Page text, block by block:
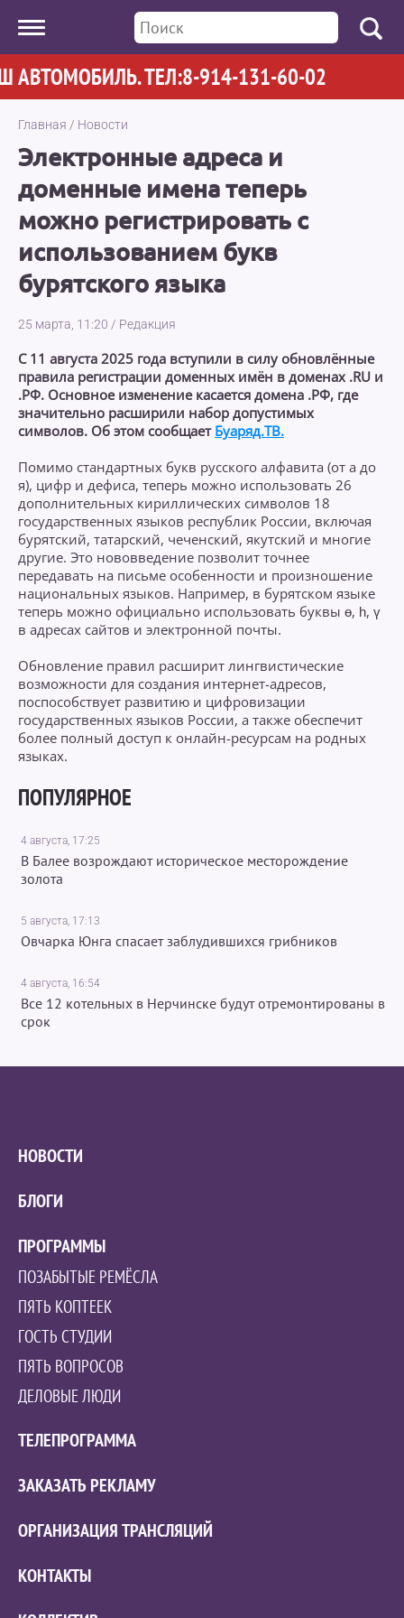
ТЕЛ:8-914-131-60-02
Главная / Новости
Электронные адреса и
доменные имена теперь
можно регистрировать с
использованием букв
бурятского языка
25 марта, 11:20 / Редакция
С 11 августа 2025 года вступили в силу обновлённые
правила регистрации доменных имён в доменах .RU и
.РФ. Основное изменение касается домена .РФ, где
значительно расширили набор допустимых
символов. Об этом сообщает Буаряд.ТВ.
Помимо стандартных букв русского алфавита (от а до
я), цифр и дефиса, теперь можно использовать 26
дополнительных кириллических символов 18
государственных языков республик России, включая
бурятский, татарский, чеченский, якутский и многие
другие. Это нововведение позволит точнее
передавать на письме особенности и произношение
национальных языков. Например, в бурятском языке
теперь можно официально использовать буквы ө, һ, ү
в адресах сайтов и электронной почты.
Обновление правил расширит лингвистические
возможности для создания интернет-адресов,
поспособствует развитию и цифровизации
государственных языков России, а также обеспечит
более полный доступ к онлайн-ресурсам на родных
языках.
ПОПУЛЯРНОЕ
4 августа, 17:25
В Балее возрождают историческое месторождение
золота
5 августа, 17:13
Овчарка Юнга спасает заблудившихся грибников
4 августа, 16:54
Все 12 котельных в Нерчинске будут отремонтированы в
срок
НОВОСТИ
БЛОГИ
ПРОГРАММЫ
ПОЗАБЫТЫЕ РЕМЁСЛА
ПЯТЬ КОПТЕЕК
ГОСТЬ СТУДИИ
ПЯТЬ ВОПРОСОВ
ДЕЛОВЫЕ ЛЮДИ
ТЕЛЕПРОГРАММА
ЗАКАЗАТЬ РЕКЛАМУ
ОРГАНИЗАЦИЯ ТРАНСЛЯЦИЙ
КОНТАКТЫ